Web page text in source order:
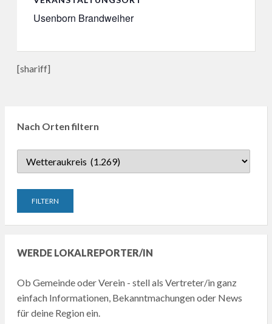
Usenborn Brandweiher
[shariff]
Nach Orten filtern
WERDE LOKALREPORTER/IN
Ob Gemeinde oder Verein - stell als Vertreter/in ganz
einfach Informationen, Bekanntmachungen oder News
für deine Region ein.